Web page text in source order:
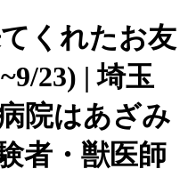
くれたお友
23) | 埼玉
院はあざみ
者・獣医師